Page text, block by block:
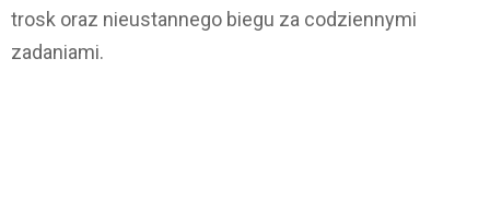
trosk oraz nieustannego biegu za codziennymi
zadaniami.